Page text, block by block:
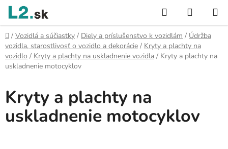
Prejsť
obsah
Hľadať
KOŠÍK
Domov
/ Vozidlá a súčiastky / Diely a príslušenstvo k vozidlám / Údržba
vozidla, starostlivosť o vozidlo a dekorácie / Kryty a plachty na
vozidlo / Kryty a plachty na uskladnenie vozidla / Kryty a plachty na
uskladnenie motocyklov
Kryty a plachty na
uskladnenie motocyklov